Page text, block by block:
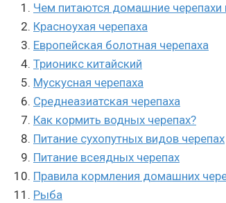
Чем питаются домашние черепахи
Красноухая черепаха
Европейская болотная черепаха
Трионикс китайский
Мускусная черепаха
Среднеазиатская черепаха
Как кормить водных черепах?
Питание сухопутных видов черепах
Питание всеядных черепах
Правила кормления домашних
Рыба